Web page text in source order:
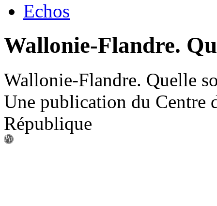
Echos
Wallonie-Flandre.
Wallonie-Flandre. Quelle
Une publication du Centre
République